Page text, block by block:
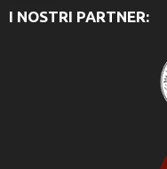
I NOSTRI PARTNER: